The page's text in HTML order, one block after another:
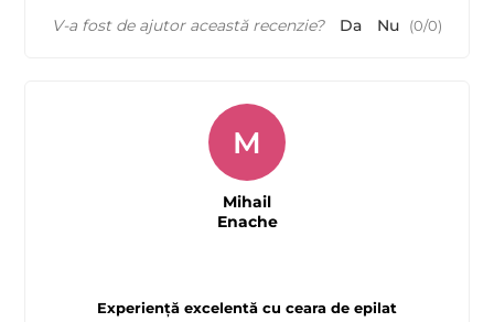
V-a fost de ajutor această recenzie? Da Nu (0/0)
Experiență excelentă cu ceara de epilat
M
Mihail
Enache